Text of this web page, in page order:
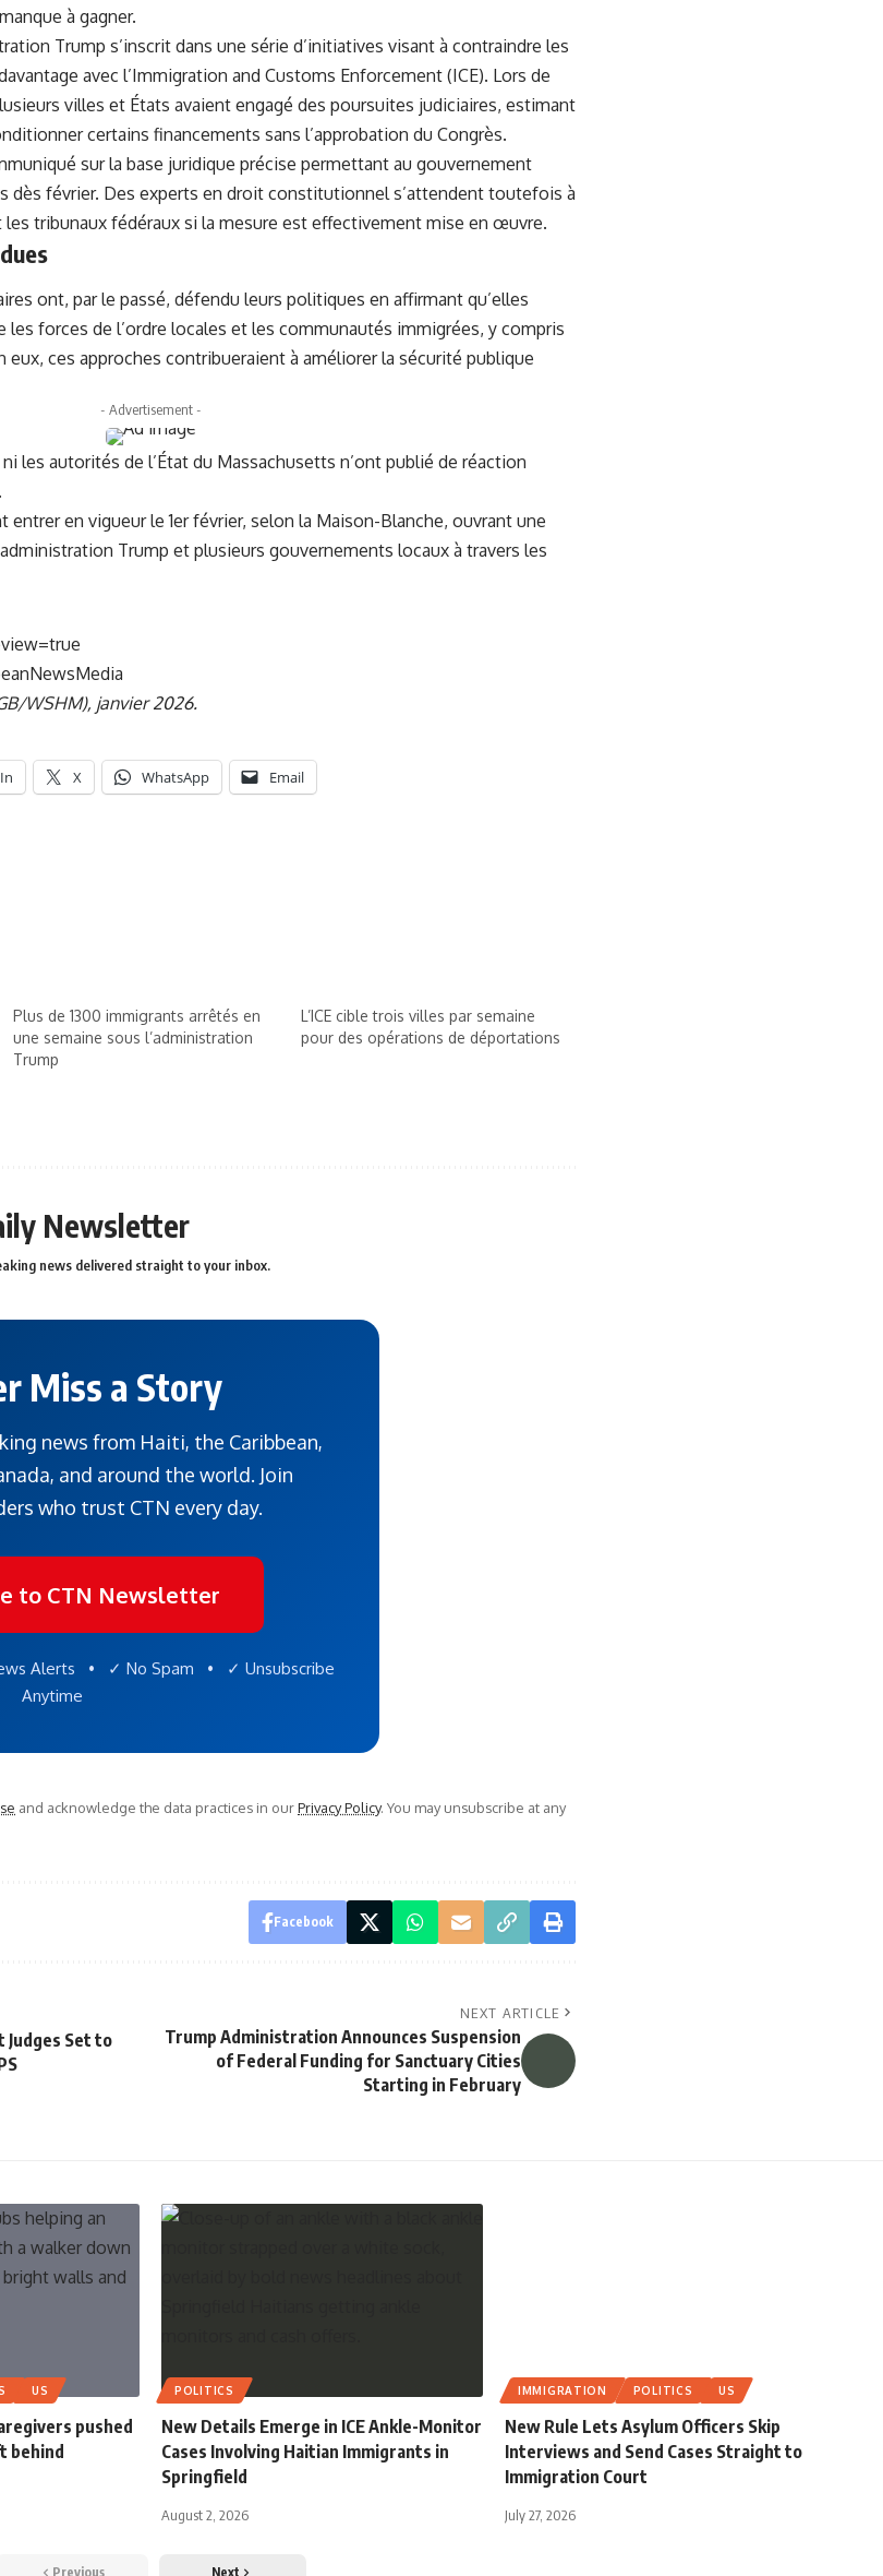
à gagner.
Trump s’inscrit dans une série d’initiatives visant à contraindre les
avec l’Immigration and Customs Enforcement (ICE). Lors de
villes et États avaient engagé des poursuites judiciaires, estimant
certains financements sans l’approbation du Congrès.
sur la base juridique précise permettant au gouvernement
dès février. Des experts en droit constitutionnel s’attendent toutefois à
tribunaux fédéraux si la mesure est effectivement mise en œuvre.
ont, par le passé, défendu leurs politiques en affirmant qu’elles
forces de l’ordre locales et les communautés immigrées, y compris
ces approches contribueraient à améliorer la sécurité publique
- Advertisement -
les autorités de l’État du Massachusetts n’ont publié de réaction
en vigueur le 1er février, selon la Maison-Blanche, ouvrant une
Trump et plusieurs gouvernements locaux à travers les
WSHM), janvier 2026.
X WhatsApp Email
Plus de 1300 immigrants arrêtés en
une semaine sous l’administration
Trump
L’ICE cible trois villes par semaine
pour des opérations de déportations
Newsletter
news delivered straight to your inbox.
Miss a Story
news from Haiti, the Caribbean,
and around the world. Join
who trust CTN every day.
to CTN Newsletter
Alerts • ✓ No Spam • ✓ Unsubscribe
Anytime
and acknowledge the data practices in ourPrivacy Policy. You may unsubscribe at any
Facebook
Set to
NEXT ARTICLE
Trump Administration Announces Suspension
of Federal Funding for Sanctuary Cities
Starting in February
US
pushed
behind
POLITICS
New Details Emerge in ICE Ankle-Monitor
Cases Involving Haitian Immigrants in
Springfield
August 2, 2026
IMMIGRATION POLITICS US
New Rule Lets Asylum Officers Skip
Interviews and Send Cases Straight to
Immigration Court
July 27, 2026
Previous Next